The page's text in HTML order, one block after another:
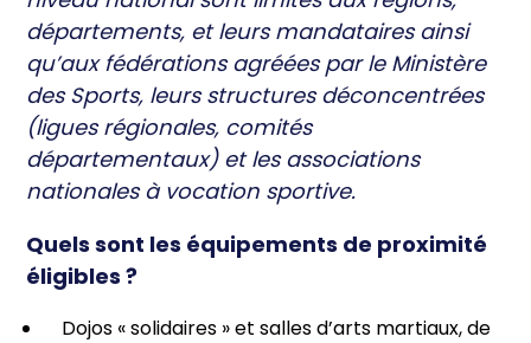
départements, et leurs mandataires ainsi
qu’aux fédérations agréées par le Ministère
des Sports, leurs structures déconcentrées
(ligues régionales, comités
départementaux) et les associations
nationales à vocation sportive.
Quels sont les équipements de proximité
éligibles ?
Dojos « solidaires » et salles d’arts martiaux, de